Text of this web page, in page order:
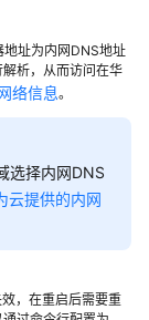
址为内网DNS地址
析，从而访问在华
络信息。
选择内网DNS
云提供的内网
，在重启后需要重